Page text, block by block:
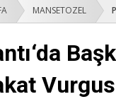
MANSETOZEL